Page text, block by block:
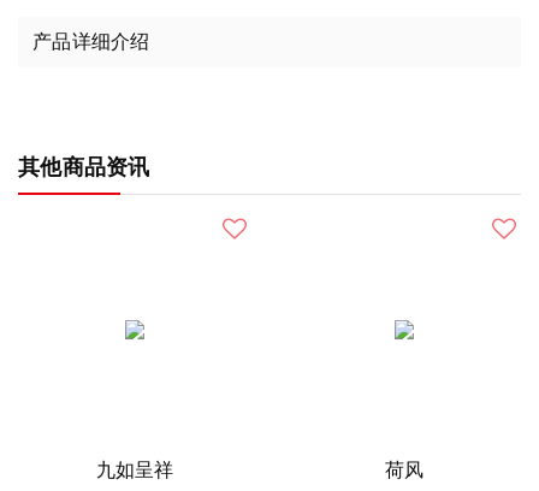
产品详细介绍
其他商品资讯
九如呈祥 荷风